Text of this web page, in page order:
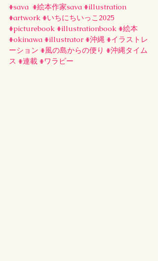
#sava #絵本作家sava #illustration
#artwork #いちにちいっこ2025
#picturebook #illustrationbook #絵本
#okinawa #illustrator #沖縄 #イラストレ
ーション #風の島からの便り #沖縄タイム
ス #連載 #ワラビー